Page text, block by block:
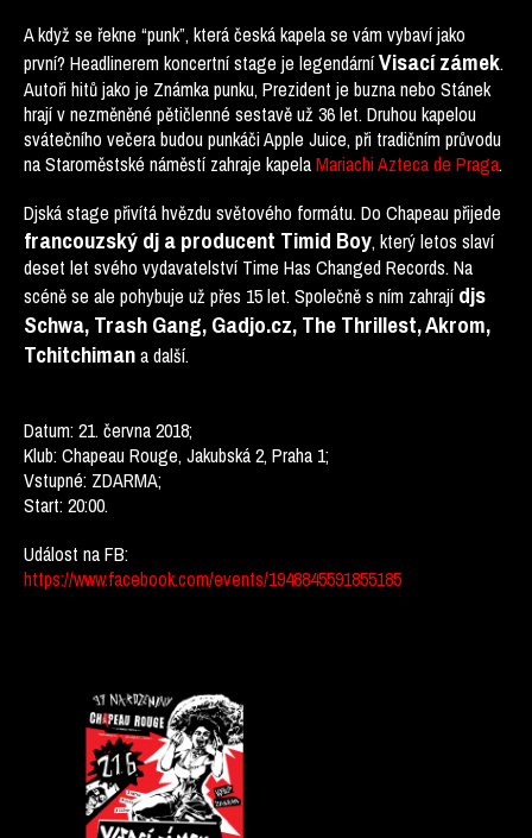
A když se řekne “punk”, která česká kapela se vám vybaví jako
první? Headlinerem koncertní stage je legendárníVisací zámek.
Autoři hitů jako je Známka punku, Prezident je buzna nebo Stánek
hrají v nezměněné pětičlenné sestavě už 36 let. Druhou kapelou
svátečního večera budou punkáči Apple Juice, při tradičním průvodu
na Staroměstské náměstí zahraje kapelaMariachi Azteca de Praga.
Djská stage přivítá hvězdu světového formátu. Do Chapeau přijede
francouzský dj a producent Timid Boy, který letos slaví
deset let svého vydavatelství Time Has Changed Records. Na
scéně se ale pohybuje už přes 15 let. Společně s ním zahrají djs
Schwa, Trash Gang, Gadjo.cz, The Thrillest, Akrom,
Tchitchimana další.
Datum: 21. června 2018;
Klub: Chapeau Rouge, Jakubská 2, Praha 1;
Vstupné: ZDARMA;
Start: 20:00.
Událost na FB:
https://www.facebook.com/events/1948845591855185